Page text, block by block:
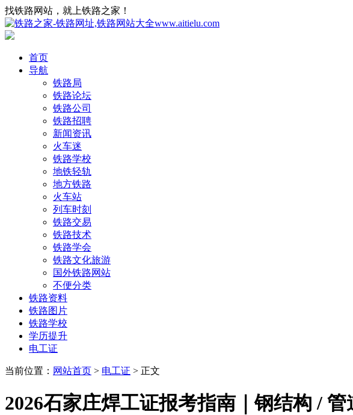
找铁路网站，就上铁路之家！
首页
导航
铁路局
铁路论坛
铁路公司
铁路招聘
新闻资讯
火车迷
铁路学校
地铁轻轨
地方铁路
火车站
列车时刻
铁路交易
铁路技术
铁路学会
铁路文化旅游
国外铁路网站
不便分类
铁路资料
铁路图片
铁路学校
学历提升
电工证
当前位置： 网站首页 > 电工证 > 正文
2026石家庄焊工证报考指南｜钢结构 /